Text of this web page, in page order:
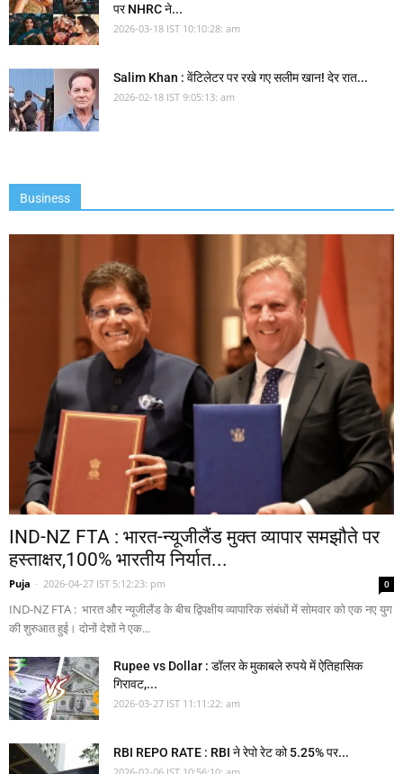
पर NHRC ने...
2026-03-18 IST 10:10:28: am
Salim Khan : वेंटिलेटर पर रखे गए सलीम खान! देर रात...
2026-02-18 IST 9:05:13: am
Business
IND-NZ FTA : भारत-न्यूजीलैंड मुक्त व्यापार समझौते पर
हस्ताक्षर,100% भारतीय निर्यात...
Puja - 2026-04-27 IST 5:12:23: pm 0
IND-NZ FTA : भारत और न्यूजीलैंड के बीच द्विपक्षीय व्यापारिक संबंधों में सोमवार को एक नए युग
की शुरुआत हुई। दोनों देशों ने एक...
Rupee vs Dollar : डॉलर के मुकाबले रुपये में ऐतिहासिक
गिरावट,...
2026-03-27 IST 11:11:22: am
RBI REPO RATE : RBI ने रेपो रेट को 5.25% पर...